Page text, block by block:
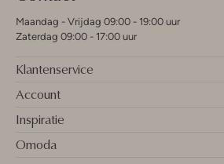
Maandag - Vrijdag 09:00 - 19:00 uur
Zaterdag 09:00 - 17:00 uur
Klantenservice
Account
Inspiratie
Omoda